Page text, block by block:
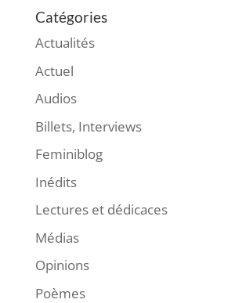
Catégories
Actualités
Actuel
Audios
Billets, Interviews
Feminiblog
Inédits
Lectures et dédicaces
Médias
Opinions
Poèmes